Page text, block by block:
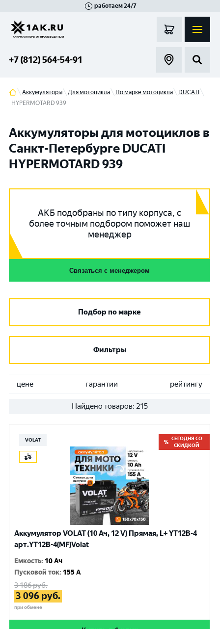
работаем 24/7
+7 (812) 564-54-91
Аккумуляторы Для мотоцикла По марке мотоцикла
DUCATI
HYPERMOTARD 939
Аккумуляторы для мотоциклов в
Санкт-Петербурге DUCATI
HYPERMOTARD 939
АКБ подобраны по типу корпуса, с
более точным подбором поможет наш
менеджер
Связаться с менеджером
Подбор по марке
Фильтры
цене гарантии рейтингу
Найдено товаров: 215
VOLAT
СЕГОДНЯ СО
СКИДКОЙ
Аккумулятор VOLAT (10 Ач, 12 V) Прямая, L+ YT12B-4
арт.YT12B-4(MF)Volat
Емкость: 10 Ач
Пусковой ток: 155 A
3 186руб.
3 096 руб.
при обмене
Гатчина